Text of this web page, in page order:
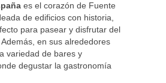
es el corazón de Fuente
de edificios con historia,
para pasear y disfrutar del
en sus alrededores
variedad de bares y
degustar la gastronomía